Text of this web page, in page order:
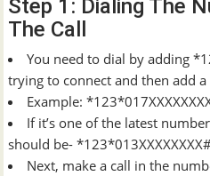
Step 1: Dialing The
The Call
You need to dial by adding
trying to connect and then add a
Example:
If it’s one of the latest
should be-
Next, make a call in the